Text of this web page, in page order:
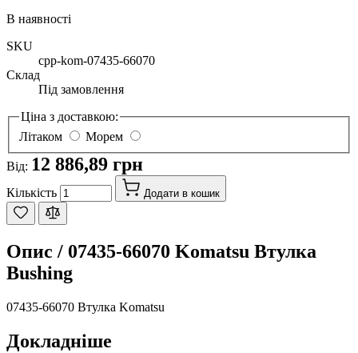
В наявності
SKU
cpp-kom-07435-66070
Склад
Під замовлення
Ціна з доставкою:
Літаком
Морем
Від: 12 886,89 грн
Кількість Додати в кошик
Опис / 07435-66070 Komatsu Втулка
Bushing
07435-66070 Втулка Komatsu
Докладніше